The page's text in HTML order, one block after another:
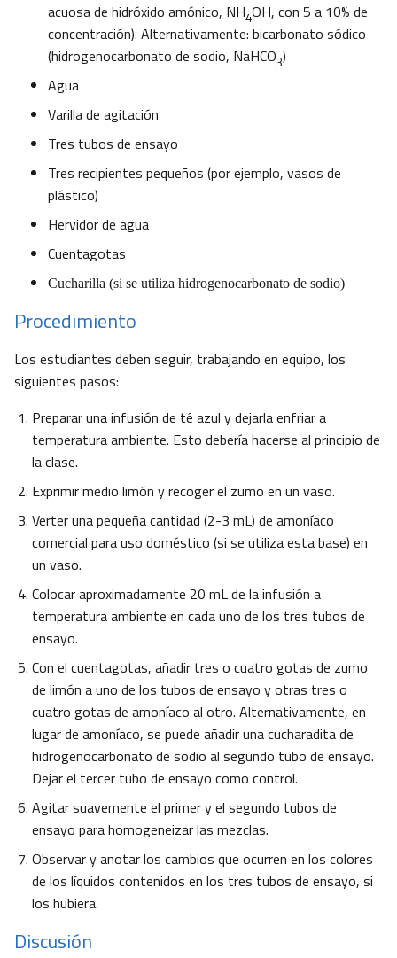
acuosa de hidróxido amónico, NH4OH, con 5 a 10% de
concentración). Alternativamente: bicarbonato sódico
(hidrogenocarbonato de sodio, NaHCO3)
Agua
Varilla de agitación
Tres tubos de ensayo
Tres recipientes pequeños (por ejemplo, vasos de
plástico)
Hervidor de agua
Cuentagotas
Cucharilla (si se utiliza hidrogenocarbonato de sodio)
Procedimiento
Los estudiantes deben seguir, trabajando en equipo, los
siguientes pasos:
Preparar una infusión de té azul y dejarla enfriar a
temperatura ambiente. Esto debería hacerse al principio de
la clase.
Exprimir medio limón y recoger el zumo en un vaso.
Verter una pequeña cantidad (2-3 mL) de amoníaco
comercial para uso doméstico (si se utiliza esta base) en
un vaso.
Colocar aproximadamente 20 mL de la infusión a
temperatura ambiente en cada uno de los tres tubos de
ensayo.
Con el cuentagotas, añadir tres o cuatro gotas de zumo
de limón a uno de los tubos de ensayo y otras tres o
cuatro gotas de amoníaco al otro. Alternativamente, en
lugar de amoníaco, se puede añadir una cucharadita de
hidrogenocarbonato de sodio al segundo tubo de ensayo.
Dejar el tercer tubo de ensayo como control.
Agitar suavemente el primer y el segundo tubos de
ensayo para homogeneizar las mezclas.
Observar y anotar los cambios que ocurren en los colores
de los líquidos contenidos en los tres tubos de ensayo, si
los hubiera.
Discusión